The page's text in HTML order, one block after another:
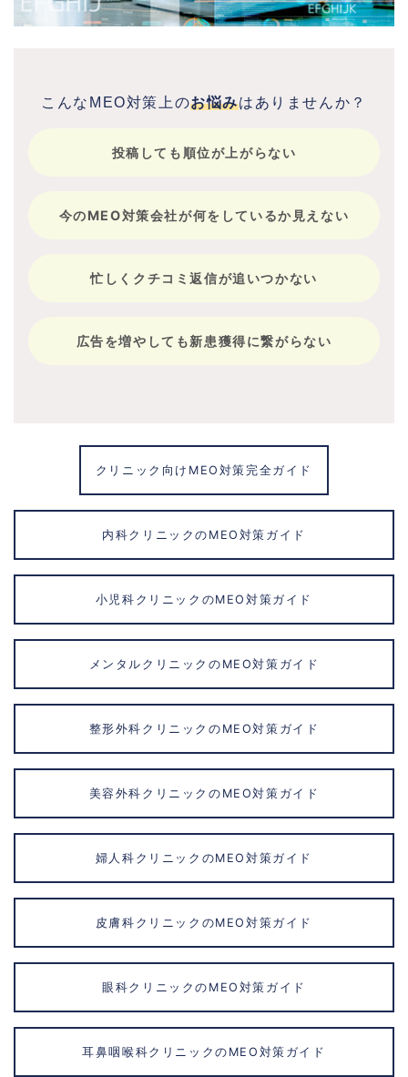
こんなMEO対策上のお悩みはありませんか？
投稿しても順位が上がらない
今のMEO対策会社が何をしているか見えない
忙しくクチコミ返信が追いつかない
広告を増やしても新患獲得に繋がらない
クリニック向けMEO対策完全ガイド
内科クリニックのMEO対策ガイド
小児科クリニックのMEO対策ガイド
メンタルクリニックのMEO対策ガイド
整形外科クリニックのMEO対策ガイド
美容外科クリニックのMEO対策ガイド
婦人科クリニックのMEO対策ガイド
皮膚科クリニックのMEO対策ガイド
眼科クリニックのMEO対策ガイド
耳鼻咽喉科クリニックのMEO対策ガイド